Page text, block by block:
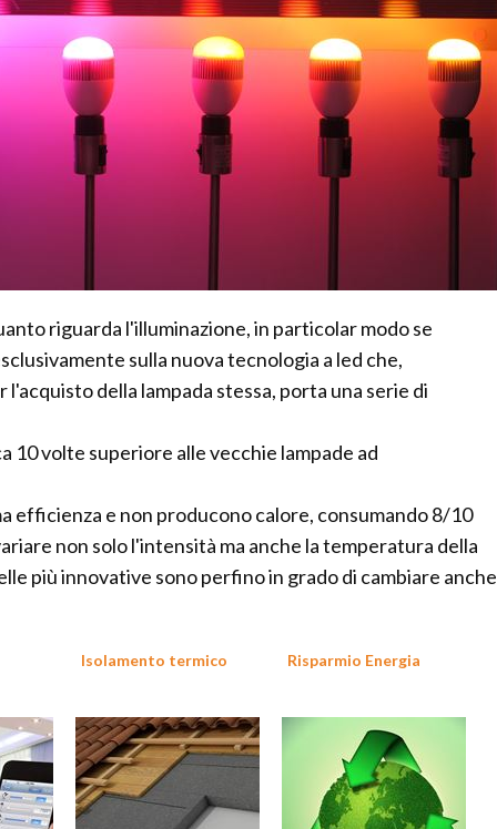
riguarda l'illuminazione, in particolar modo se
sulla nuova tecnologia a led che,
della lampada stessa, porta una serie di
10 volte superiore alle vecchie lampade ad
efficienza e non producono calore, consumando 8/10
non solo l'intensità ma anche la temperatura della
più innovative sono perfino in grado di cambiare anche
Isolamento termico Risparmio Energia